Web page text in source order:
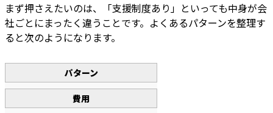
まず押さえたいのは、「支援制度あり」といっても中身が会
社ごとにまったく違うことです。よくあるパターンを整理す
ると次のようになります。
パターン
費用